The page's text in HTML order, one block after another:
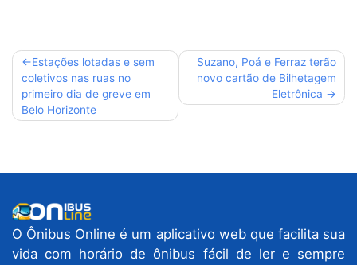
Navegação
de
Post
Estações lotadas e sem
coletivos nas ruas no
primeiro dia de greve em
Belo Horizonte
Suzano, Poá e Ferraz terão
novo cartão de Bilhetagem
Eletrônica
O Ônibus Online é um aplicativo web que facilita sua
vida com horário de ônibus fácil de ler e sempre